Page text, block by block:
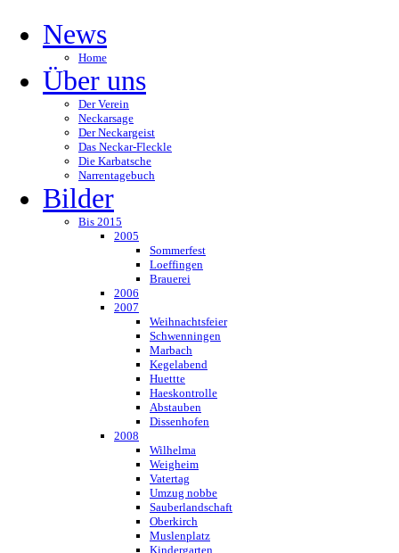
News
Home
Über uns
Der Verein
Neckarsage
Der Neckargeist
Das Neckar-Fleckle
Die Karbatsche
Narrentagebuch
Bilder
Bis 2015
2005
Sommerfest
Loeffingen
Brauerei
2006
2007
Weihnachtsfeier
Schwenningen
Marbach
Kegelabend
Huettte
Haeskontrolle
Abstauben
Dissenhofen
2008
Wilhelma
Weigheim
Vatertag
Umzug nobbe
Sauberlandschaft
Oberkirch
Muslenplatz
Kindergarten